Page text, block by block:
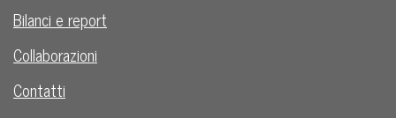
Bilanci e report
Collaborazioni
Contatti